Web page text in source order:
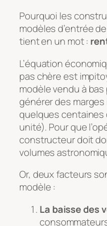
Pourquoi les
modèles d’entrée
tient en un mot :
L’équation
pas chère est
modèle vendu à
générer des
quelques centaines
unité). Pour que
constructeur doit
volumes
Or, deux facteurs
modèle :
La baisse des